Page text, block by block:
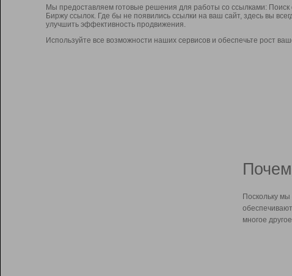
Мы предоставляем готовые решения для работы со ссылками:
Биржу ссылок. Где бы не появились ссылки на ваш сайт, здесь вы
улучшить эффективность продвижения.
Используйте все возможности наших сервисов и обеспечьте рост
Поскольку
многое